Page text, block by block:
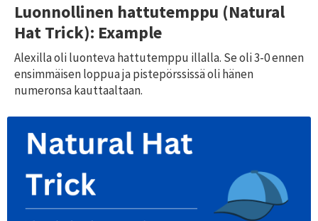
Luonnollinen hattutemppu (Natural
Hat Trick): Example
Alexilla oli luonteva hattutemppu illalla. Se oli 3-0 ennen
ensimmäisen loppua ja pistepörssissä oli hänen
numeronsa kauttaaltaan.